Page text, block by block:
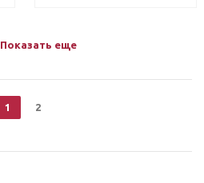
Показать еще
1 2